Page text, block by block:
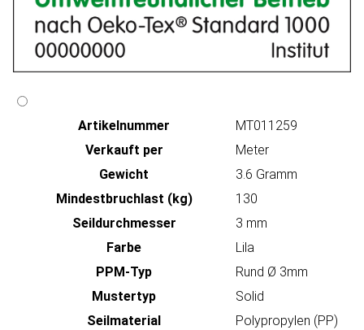
Artikeln‌ummer
MT011259
Verkauft per
Meter
Gewicht
3.6 Gramm
Mindestbruchlast (kg)
130
Seildurchmesser
3 mm
Farbe
Lila
PPM-Typ
Rund Ø 3mm
Mustertyp
Solid
Seilmaterial
Polypropylen (PP)